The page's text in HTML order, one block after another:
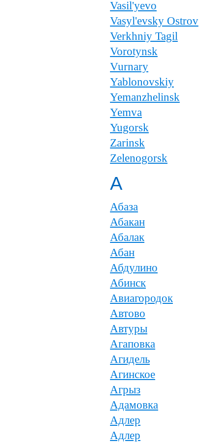
Vasil'yevo
Vasyl'evsky Ostrov
Verkhniy Tagil
Vorotynsk
Vurnary
Yablonovskiy
Yemanzhelinsk
Yemva
Yugorsk
Zarinsk
Zelenogorsk
А
Абаза
Абакан
Абалак
Абан
Абдулино
Абинск
Авиагородок
Автово
Автуры
Агаповка
Агидель
Агинское
Агрыз
Адамовка
Адлер
Адлер